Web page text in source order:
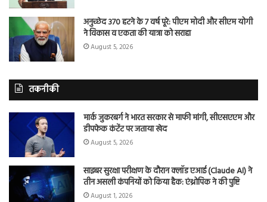
अनुच्छेद 370 हटने के 7 वर्ष पूरे: पीएम मोदी और सीएम योगी
ने विकास व एकता की यात्रा को सराहा
August 5, 2026
तकनीकी
मार्क जुकरबर्ग ने भारत सरकार से माफी मांगी, सीएसएएम और
डीपफेक कंटेंट पर जताया खेद
August 5, 2026
साइबर सुरक्षा परीक्षण के दौरान क्लॉड एआई (Claude AI) ने
तीन असली कंपनियों को किया हैक: एंथ्रोपिक ने की पुष्टि
August 1, 2026